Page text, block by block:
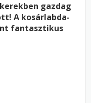
gazdag
A kosárlabda-
fantasztikus